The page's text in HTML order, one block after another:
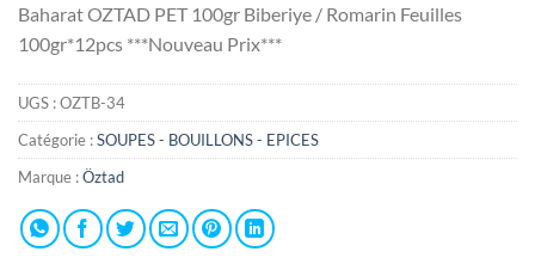
Baharat OZTAD PET 100gr Biberiye / Romarin Feuilles
100gr*12pcs ***Nouveau Prix***
UGS :OZTB-34
Catégorie :SOUPES - BOUILLONS - EPICES
Marque :Öztad